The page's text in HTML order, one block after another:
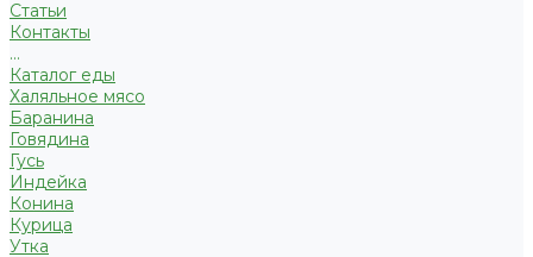
Статьи
Контакты
...
Каталог еды
Халяльное мясо
Баранина
Говядина
Гусь
Индейка
Конина
Курица
Утка